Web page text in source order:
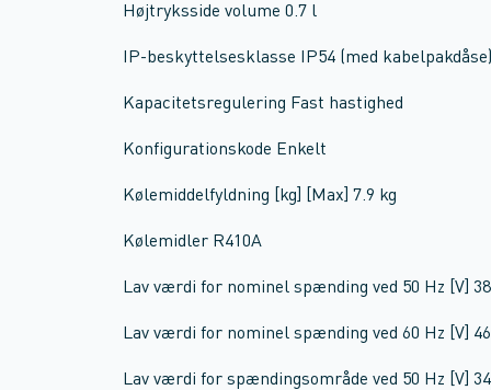
Højtryksside volume 0.7 l
IP-beskyttelsesklasse IP54 (med kabelpakdåse)
Kapacitetsregulering Fast hastighed
Konfigurationskode Enkelt
Kølemiddelfyldning [kg] [Max] 7.9 kg
Kølemidler R410A
Lav værdi for nominel spænding ved 50 Hz [V]
Lav værdi for nominel spænding ved 60 Hz [V]
Lav værdi for spændingsområde ved 50 Hz [V]